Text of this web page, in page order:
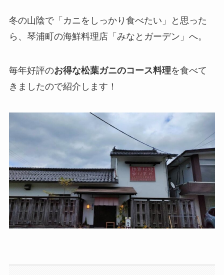
冬の山陰で「カニをしっかり食べたい」と思った
ら、琴浦町の海鮮料理店「みなとガーデン」へ。
毎年好評のお得な松葉ガニのコース料理を食べて
きましたので紹介します！